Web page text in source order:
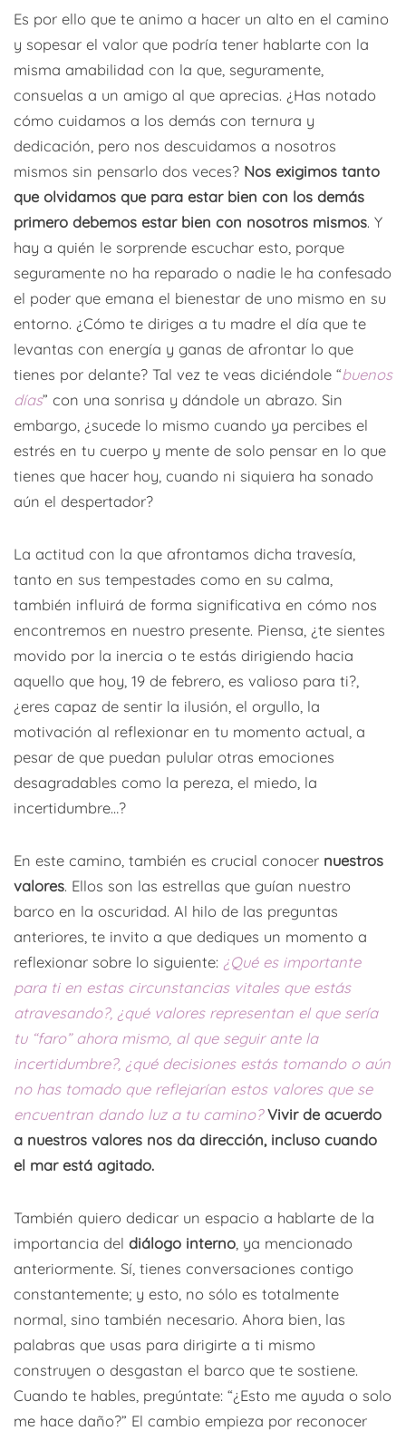
Es por ello que te animo a hacer un alto en el camino
y sopesar el valor que podría tener hablarte con la
misma amabilidad con la que, seguramente,
consuelas a un amigo al que aprecias. ¿Has notado
cómo cuidamos a los demás con ternura y
dedicación, pero nos descuidamos a nosotros
mismos sin pensarlo dos veces? Nos exigimos tanto
que olvidamos que para estar bien con los demás
primero debemos estar bien con nosotros mismos. Y
hay a quién le sorprende escuchar esto, porque
seguramente no ha reparado o nadie le ha confesado
el poder que emana el bienestar de uno mismo en su
entorno. ¿Cómo te diriges a tu madre el día que te
levantas con energía y ganas de afrontar lo que
tienes por delante? Tal vez te veas diciéndole “buenos
días” con una sonrisa y dándole un abrazo. Sin
embargo, ¿sucede lo mismo cuando ya percibes el
estrés en tu cuerpo y mente de solo pensar en lo que
tienes que hacer hoy, cuando ni siquiera ha sonado
aún el despertador?
La actitud con la que afrontamos dicha travesía,
tanto en sus tempestades como en su calma,
también influirá de forma significativa en cómo nos
encontremos en nuestro presente. Piensa, ¿te sientes
movido por la inercia o te estás dirigiendo hacia
aquello que hoy, 19 de febrero, es valioso para ti?,
¿eres capaz de sentir la ilusión, el orgullo, la
motivación al reflexionar en tu momento actual, a
pesar de que puedan pulular otras emociones
desagradables como la pereza, el miedo, la
incertidumbre…?
En este camino, también es crucial conocer nuestros
valores. Ellos son las estrellas que guían nuestro
barco en la oscuridad. Al hilo de las preguntas
anteriores, te invito a que dediques un momento a
reflexionar sobre lo siguiente: ¿Qué es importante
para ti en estas circunstancias vitales que estás
atravesando?, ¿qué valores representan el que sería
tu “faro” ahora mismo, al que seguir ante la
incertidumbre?, ¿qué decisiones estás tomando o aún
no has tomado que reflejarían estos valores que se
encuentran dando luz a tu camino?Vivir de acuerdo
a nuestros valores nos da dirección, incluso cuando
el mar está agitado.
También quiero dedicar un espacio a hablarte de la
importancia del diálogo interno , ya mencionado
anteriormente. Sí, tienes conversaciones contigo
constantemente; y esto, no sólo es totalmente
normal, sino también necesario. Ahora bien, las
palabras que usas para dirigirte a ti mismo
construyen o desgastan el barco que te sostiene.
Cuando te hables, pregúntate: “¿Esto me ayuda o solo
me hace daño?” El cambio empieza por reconocer